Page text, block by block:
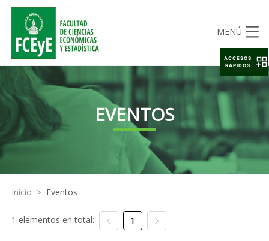
MENÚ
EVENTOS
Inicio > Eventos
1 elementos en total: 1
ACCESOS
RAPIDOS